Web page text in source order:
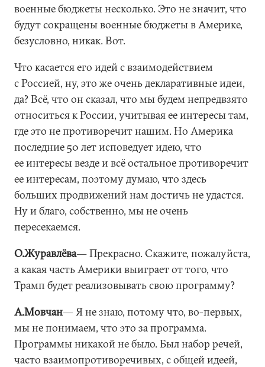
военные бюджеты несколько. Это не значит, что
будут сокращены военные бюджеты в Америке,
безусловно, никак. Вот.
Что касается его идей с взаимодействием
с Россией, ну, это же очень декларативные идеи,
да? Всё, что он сказал, что мы будем непредвзято
относиться к России, учитывая ее интересы там,
где это не противоречит нашим. Но Америка
последние 50 лет исповедует идею, что
ее интересы везде и всё остальное противоречит
ее интересам, поэтому думаю, что здесь
больших продвижений нам достичь не удастся.
Ну и благо, собственно, мы не очень
пересекаемся.
О.Журавлёва― Прекрасно. Скажите, пожалуйста,
а какая часть Америки выиграет от того, что
Трамп будет реализовывать свою программу?
А.Мовчан― Я не знаю, потому что, во-первых,
мы не понимаем, что это за программа.
Программы никакой не было. Был набор речей,
часто взаимопротиворечивых, с общей идеей,